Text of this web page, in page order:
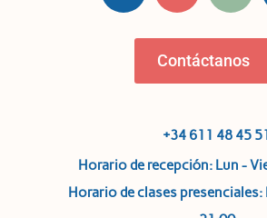
Contáctanos
+34 611 48 45
Horario de recepción: Lun -
Horario de clases presenciales: